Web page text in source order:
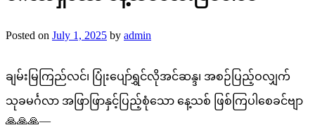
Posted on July 1, 2025 by admin
ချမ်းမြကြည်လင်၊ ပြုံးပျော်ရွှင်လိုအင်ဆန္ဒ၊ အစဉ်ပြည့်ဝလျှက်
သုခမင်္ဂလာ အဖြာဖြာနှင့်ပြည့်စုံသော နေ့သစ် ဖြစ်ကြပါစေခင်ဗျာ
🙏🙏🙏—